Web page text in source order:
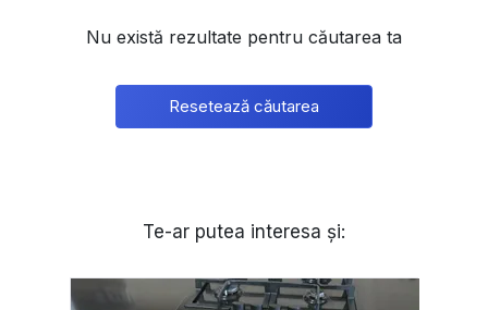
Nu există rezultate pentru căutarea ta
Resetează căutarea
Te-ar putea interesa și: